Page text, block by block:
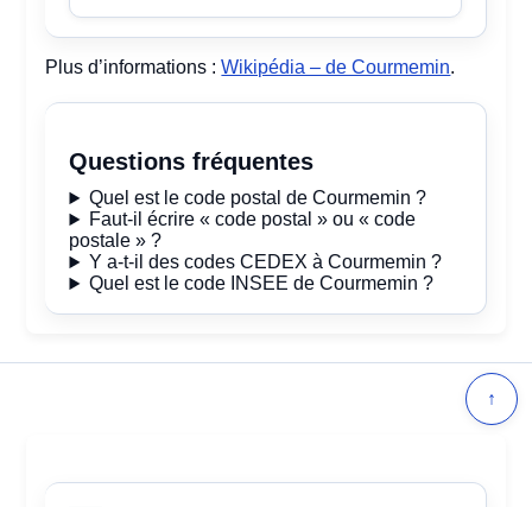
Plus d’informations :Wikipédia – de Courmemin.
Questions fréquentes
Quel est le code postal de Courmemin ?
Faut-il écrire « code postal » ou « code
postale » ?
Y a-t-il des codes CEDEX à Courmemin ?
Quel est le code INSEE de Courmemin ?
↑